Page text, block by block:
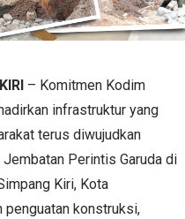
– Komitmen Kodim
infrastruktur yang
terus diwujudkan
Perintis Garuda di
Kiri, Kota
penguatan konstruksi,